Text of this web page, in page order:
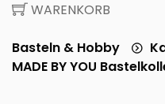
WARENKORB
Basteln & Hobby
MADE BY YOU